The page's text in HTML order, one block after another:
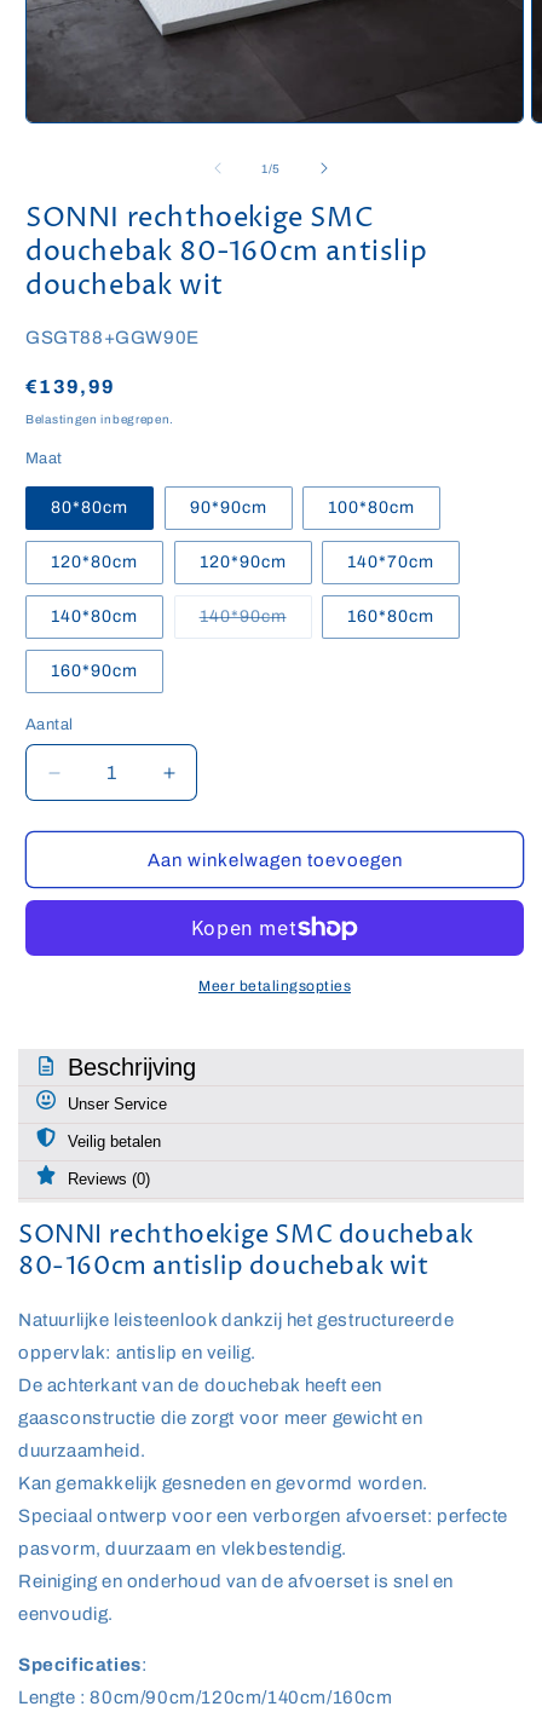
modaal
1/van
5
SONNI rechthoekige SMC
douchebak 80-160cm antislip
douchebak wit
SKU:
GSGT88+GGW90E
Normale
prijs
€139,99
Belastingen inbegrepen.
Maat
80*80cm 90*90cm 100*80cm
120*80cm 120*90cm 140*70cm
140*80cm 140*90cmVariant
uitverkocht
160*80cm
160*90cm
Aantal
Aantal
Aantal
verlagen
voor
rechthoekige
80-
wit
Aantal
verhogen
voor
SONNI
rechthoekige
douchebak
80-
160cm
wit
Aan winkelwagen toevoegen
Meer betalingsopties
Beschrijving
Unser Service
Veilig betalen
Reviews (0)
SONNI rechthoekige SMC douchebak
80-160cm antislip douchebak wit
Natuurlijke leisteenlook dankzij het gestructureerde
oppervlak: antislip en veilig.
De achterkant van de douchebak heeft een
gaasconstructie die zorgt voor meer gewicht en
duurzaamheid.
Kan gemakkelijk gesneden en gevormd worden.
Speciaal ontwerp voor een verborgen afvoerset: perfecte
pasvorm, duurzaam en vlekbestendig.
Reiniging en onderhoud van de afvoerset is snel en
eenvoudig.
Specificaties:
Lengte : 80cm/90cm/120cm/140cm/160cm